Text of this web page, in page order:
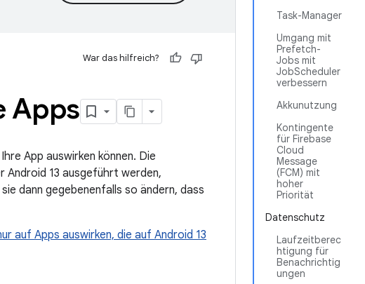
Task-Manager
Umgang mit
Prefetch-
Jobs mit
JobScheduler
verbessern
Akkunutzung
Kontingente
für Firebase
Cloud
Message
(FCM) mit
hoher
Priorität
Datenschutz
Laufzeitberec
htigung für
Benachrichtig
ungen
War das hilfreich?
Apps
App auswirken können. Die
Android 13 ausgeführt werden,
dann gegebenenfalls so ändern, dass
auf Apps auswirken, die auf Android 13